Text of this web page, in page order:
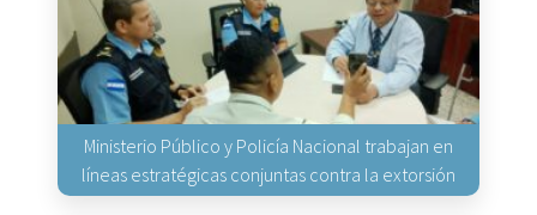
Ministerio Público y Policía Nacional trabajan en
líneas estratégicas conjuntas contra la extorsión